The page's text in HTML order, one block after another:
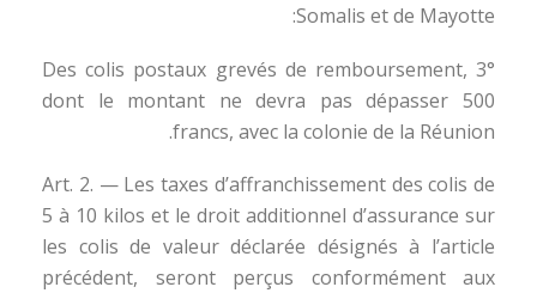
Somalis et de Mayotte:
3° Des colis postaux grevés de remboursement,
dont le montant ne devra pas dépasser 500
francs, avec la colonie de la Réunion.
Art. 2. — Les taxes d’affranchissement des colis de
5 à 10 kilos et le droit additionnel d’assurance sur
les colis de valeur déclarée désignés à l’article
précédent, seront perçus conformément aux